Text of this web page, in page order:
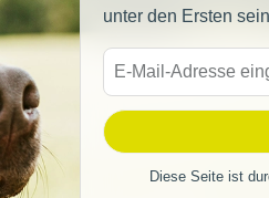
unter den Ersten
Diese Seite ist